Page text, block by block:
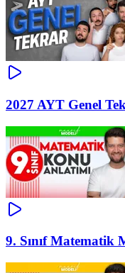
2027 AYT Genel
9. Sınıf